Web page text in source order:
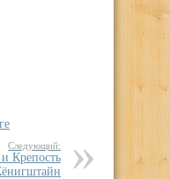
Следующий:
Крепость